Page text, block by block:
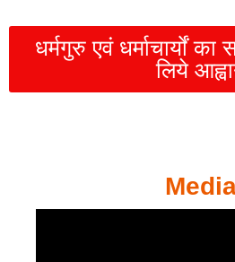
धर्मगुरु एवं धर्माचार्यों
लिये